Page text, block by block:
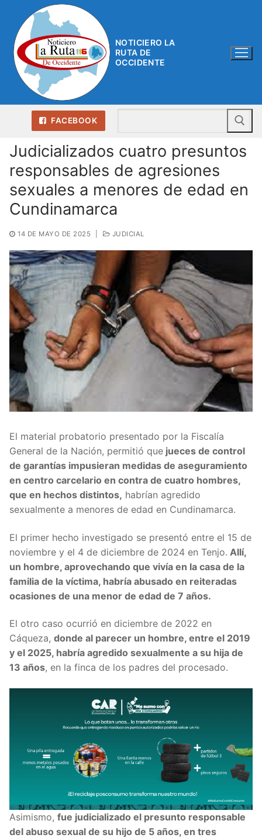
contenido
NOTICIERO LA
RUTA DE
OCCIDENTE
FACEBOOK
Judicializados cuatro presuntos
responsables de agresiones
sexuales a menores de edad en
Cundinamarca
14 DE MAYO DE 2025 JUDICIAL
El material probatorio presentado por la Fiscalía
General de la Nación, permitió que jueces de control
de garantías impusieran medidas de aseguramiento
en centro carcelario en contra de cuatro hombres,
que en hechos distintos, habrían agredido
sexualmente a menores de edad en Cundinamarca.
El primer hecho investigado se presentó entre el 15 de
noviembre y el 4 de diciembre de 2024 en Tenjo. Allí,
un hombre, aprovechando que vivía en la casa de la
familia de la víctima, habría abusado en reiteradas
ocasiones de una menor de edad de 7 años.
El otro caso ocurrió en diciembre de 2022 en
Cáqueza, donde al parecer un hombre, entre el 2019
y el 2025, habría agredido sexualmente a su hija de
13 años, en la finca de los padres del procesado.
Asimismo, fue judicializado el presunto responsable
del abuso sexual de su hijo de 5 años, en tres